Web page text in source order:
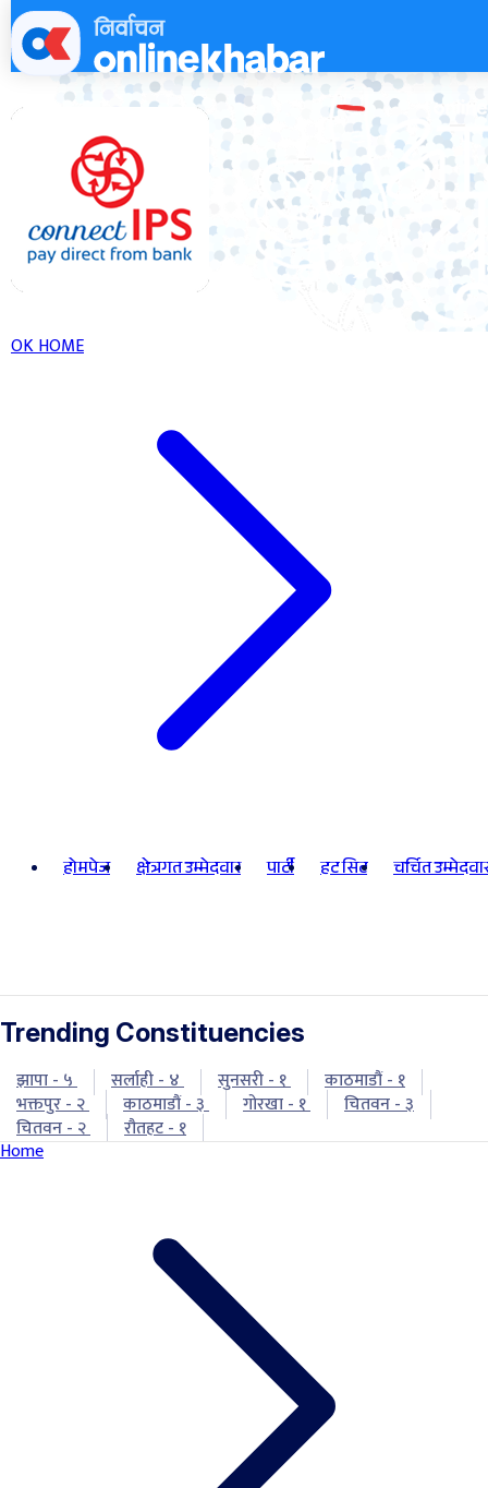
Skip
to
content
OK HOME
होमपेज क्षेत्रगत उम्मेदवार पार्टी हट सिट चर्चित
Trending Constituencies
झापा - ५ सर्लाही - ४ सुनसरी - १
काठमाडौं - १
भक्तपुर - २
काठमाडौं - ३ गोरखा - १
चितवन - ३
चितवन - २
रौतहट - १
Home